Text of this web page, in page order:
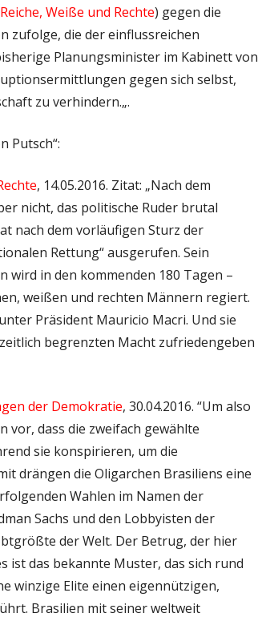
Weiße und Rechte) gegen die
zufolge, die der einflussreichen
Planungsminister im Kabinett von
gegen sich selbst,
zu verhindern.„.
Putsch“:
, 14.05.2016. Zitat: „Nach dem
nicht, das politische Ruder brutal
nach dem vorläufigen Sturz der
Rettung“ ausgerufen. Sein
wird in den kommenden 180 Tagen –
weißen und rechten Männern regiert.
Präsident Mauricio Macri. Und sie
begrenzten Macht zufriedengeben
der Demokratie, 30.04.2016. “Um also
vor, dass die zweifach gewählte
sie konspirieren, um die
drängen die Oligarchen Brasiliens eine
Wahlen im Namen der
Sachs und den Lobbyisten der
der Welt. Der Betrug, der hier
ist das bekannte Muster, das sich rund
winzige Elite einen eigennützigen,
Brasilien mit seiner weltweit